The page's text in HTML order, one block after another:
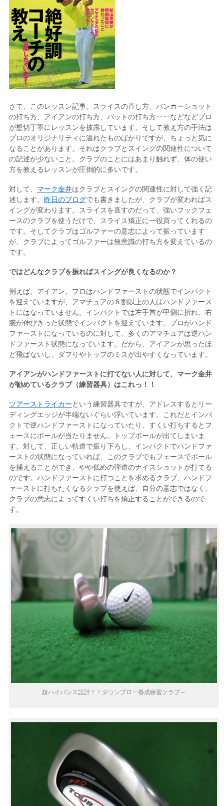
さて、このレッスン記事。スライスの直し方、バンカーショット
の打ち方、アイアンの打ち方、パットの打ち方‥‥などなどプロ
が懇切丁寧にレッスンを披露しています。そして教え方の手法は
プロのオリジナリティに溢れたものばかりですが、ちょっと気に
なることがあります。それはクラブとスイングの関連性について
の記述が少ないこと。クラブのことにはあまり触れず、体の使い
方を教えるレッスンが圧倒的に多いです。
対して、 マーク金井はクラブとスイングの関連性に対して強く記
述します。 昨日のブログでも書きましたが、クラブが変わればス
イングが変わります。スライスを直すのだって、強いフックフェ
ースのクラブを使うだけで、スライス矯正に一役買ってくれるの
です。そしてクラブはゴルファーの意志によって振っています
が、クラブによってゴルファーは無意識の打ち方を変えているの
です。
ではどんなクラブを振ればスイングが良くなるのか？
例えば、アイアン。プロはハンドファーストの状態でインパクト
を迎えていますが、アマチュアの８割以上の人はハンドファース
トにはなっていません。インパクトでは左手首が甲側に折れ、右
腕が伸びきった状態でインパクトを迎えています。プロがハンド
ファーストになっているのに対して、多くのアマチュアは逆ハン
ドファースト状態になっています。だから、アイアンが思ったほ
ど飛ばないし、ダフりやトップのミスが出やすくなっています。
アイアンがハンドファーストに打てない人に対して、マーク金井
が勧めているクラブ（練習器具）はこれっ！！
ツアーストライカーという練習器具ですが、アドレスするとリー
ディングエッジが半端ないぐらい浮いています。これだとインパ
クトで逆ハンドファーストになっていたり、すくい打ちするとフ
ェースにボールが当たりません。トップボールが出てしまいま
す。対して、正しい軌道で振り下ろし、インパクトでハンドファ
ーストの状態になっていれば、このクラブでもフェースでボール
を捕えることができ、やや低めの弾道のナイスショットが打てる
のです。ハンドファーストに打つことを求めるクラブ、ハンドフ
ァーストに打ちたくなるクラブを使えば、自分の意志ではなく、
クラブの意志によってすくい打ちを矯正することができるので
す。
超ハイバンス設計！！ダウンブロー養成練習クラブ～